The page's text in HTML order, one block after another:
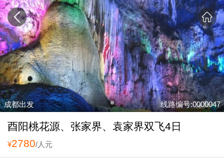
成都出发 线路编号:0000047
酉阳桃花源、张家界、袁家界双飞4日
¥2780/人元